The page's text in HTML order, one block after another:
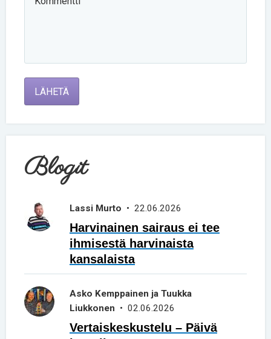
LÄHETÄ
Blogit
Lassi Murto • 22.06.2026
Harvinainen sairaus ei tee
ihmisestä harvinaista
kansalaista
Asko Kemppainen ja Tuukka
Liukkonen • 02.06.2026
Vertaiskeskustelu – Päivä